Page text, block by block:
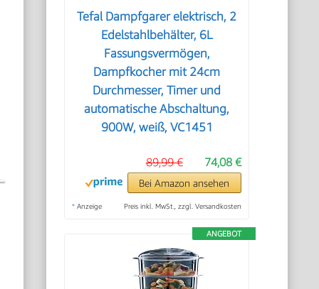
Tefal Dampfgarer elektrisch, 2
Edelstahlbehälter, 6L
Fassungsvermögen,
Dampfkocher mit 24cm
Durchmesser, Timer und
automatische Abschaltung,
900W, weiß, VC1451
74,08 €
89,99 €
Bei Amazon ansehen
* Anzeige Preis inkl. MwSt., zzgl. Versandkosten
ANGEBOT